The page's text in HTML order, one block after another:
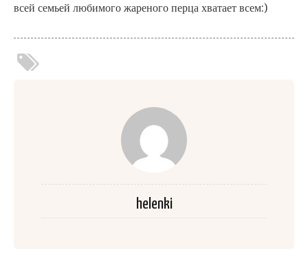
всей семьей любимого жареного перца хватает всем:)
helenki